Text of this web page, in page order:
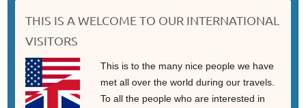
THIS IS A WELCOME TO OUR INTERNATIONAL
VISITORS
This is to the many nice people we have
met all over the world during our travels.
To all the people who are interested in